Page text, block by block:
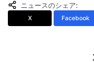
ニュースのシェア:
X Facebook